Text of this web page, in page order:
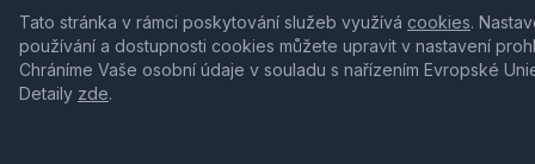
Tato stránka v rámci poskytování služeb využívá cookies.
používání a dostupnosti cookies můžete upravit v nastavení
Chráníme Vaše osobní údaje v souladu s nařízením Evropské
Detaily zde.